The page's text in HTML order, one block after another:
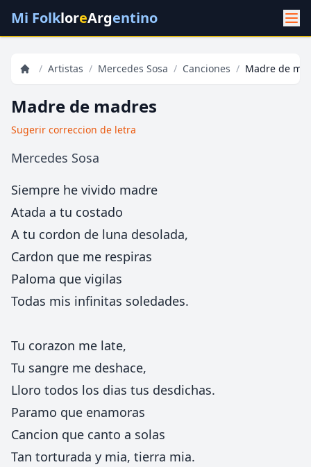
Mi FolkloreArgentino
/ Artistas / Mercedes Sosa / Canciones / Madre de
Madre de madres
Sugerir correccion de letra
Mercedes Sosa
Siempre he vivido madre
Atada a tu costado
A tu cordon de luna desolada,
Cardon que me respiras
Paloma que vigilas
Todas mis infinitas soledades.
Tu corazon me late,
Tu sangre me deshace,
Lloro todos los dias tus desdichas.
Paramo que enamoras
Cancion que canto a solas
Tan torturada y mia, tierra mia.